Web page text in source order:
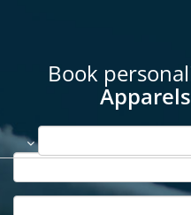
Book
Apparels